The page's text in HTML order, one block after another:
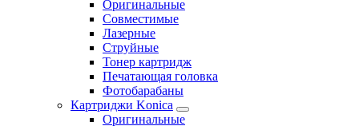
Оригинальные
Совместимые
Лазерные
Струйные
Тонер картридж
Печатающая головка
Фотобарабаны
Картриджи Konica
Оригинальные